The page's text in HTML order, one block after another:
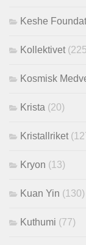
Keshe
Kollektivet
Kosmisk
Krista (20)
Kristallriket
Kryon (13)
Kuan Yin (130)
Kuthumi (77)